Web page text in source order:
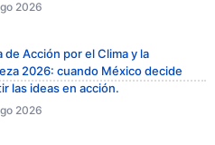
2026
de Acción por el Clima y la
2026: cuando México decide
las ideas en acción.
2026